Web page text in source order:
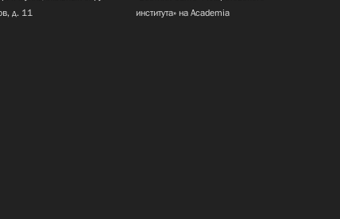
д. 11
института» на Academia